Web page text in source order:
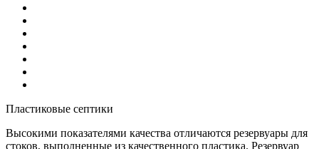
Пластиковые септики
Высокими показателями качества отличаются резервуары для
стоков, выполненные из качественного пластика. Резервуар